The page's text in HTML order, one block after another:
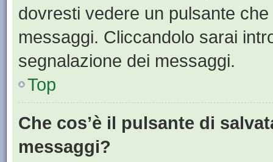
dovresti vedere un pulsante
messaggi. Cliccandolo sarai
segnalazione dei messaggi.
Top
Che cos’è il pulsante di
messaggi?